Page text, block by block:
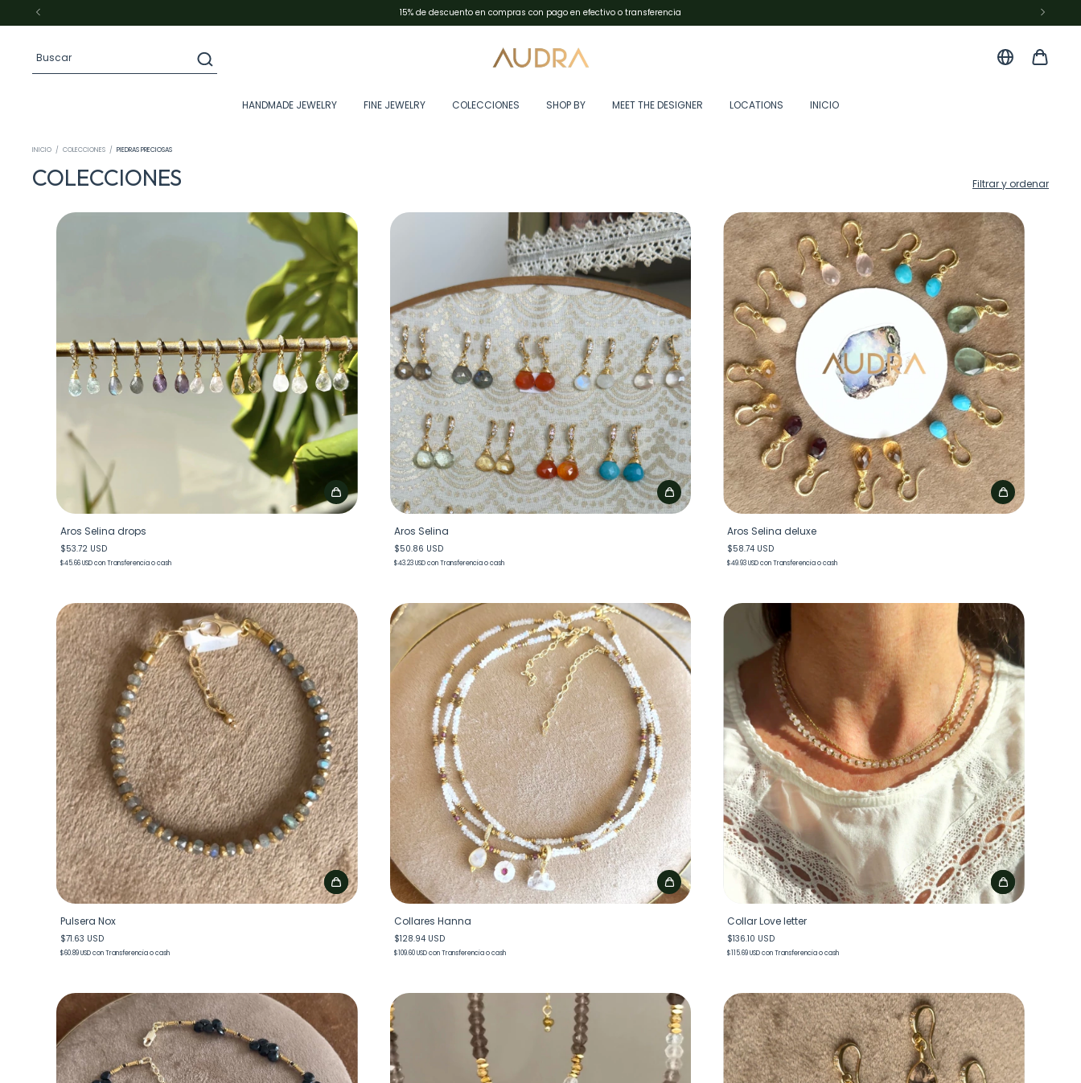
Envíos en Argentina con Andreani✨resto del mundo con DHL Express
HANDMADE JEWELRY FINE JEWELRY COLECCIONES SHOP BY MEET THE DESIGNER LOCATIONS INICIO
INICIO / COLECCIONES / PIEDRAS PRECIOSAS
COLECCIONES Filtrar y ordenar
Aros Selina drops
$53.72 USD
$45.66 USDconTransferencia o cash
Aros Selina
$50.86 USD
$43.23 USDcon Transferencia o cash
Aros Selina deluxe
$58.74 USD
$49.93 USDcon Transferencia o cash
Pulsera Nox
$71.63 USD
$60.89 USDconTransferencia o cash
Collares Hanna
$128.94 USD
$109.60 USDcon Transferencia o cash
Collar Love letter
$136.10 USD
$115.69 USDcon Transferencia o cash